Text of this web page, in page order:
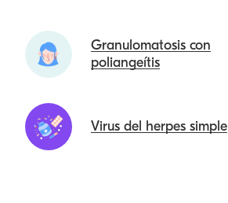
Granulomatosis con
poliangeítis
Virus del herpes simple